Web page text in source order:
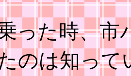
った時、市
のは知って